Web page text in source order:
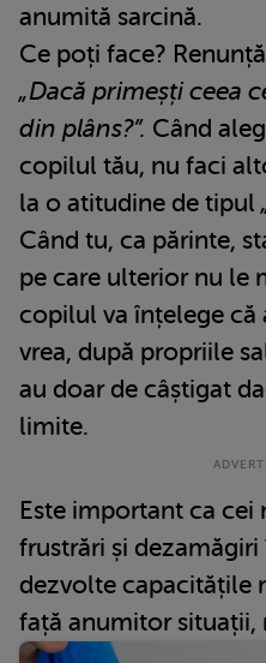
anumită sarcină.
Ce poți face?
„Dacă primeșți ceea
din plâns?”. Când
copilul tău, nu faci
la o atitudine de tipul
Când tu, ca părinte,
pe care ulterior nu le
copilul va înțelege că
vrea, după propriile
au doar de câștigat
limite.
Este important ca cei
frustrări și dezamăgiri
dezvolte capacitățile
față anumitor situații,